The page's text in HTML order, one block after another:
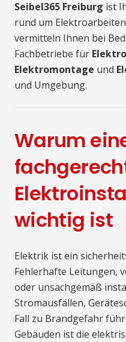
Seibel365 Freiburg ist
rund um
vermitteln Ihnen bei
Fachbetriebe für
Elektromontage und
und Umgebung.
Warum
wichtig ist
Elektrik ist ein
Fehlerhafte Leitungen,
oder unsachgemäß
Stromausfällen,
Fall zu Brandgefahr
Gebäuden ist die